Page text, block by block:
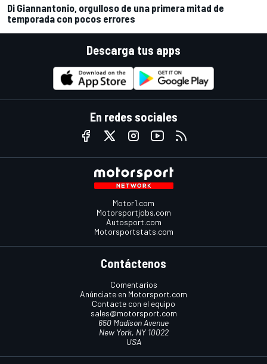
Di Giannantonio, orgulloso de una primera mitad de
temporada con pocos errores
Descarga tus apps
En redes sociales
Motor1.com
Motorsportjobs.com
Autosport.com
Motorsportstats.com
Contáctenos
Comentarios
Anúnciate en Motorsport.com
Contacte con el equipo
sales@motorsport.com
650 Madison Avenue
New York, NY 10022
USA